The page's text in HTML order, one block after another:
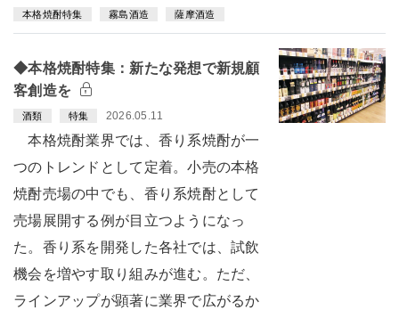
本格焼酎特集 霧島酒造 薩摩酒造
◆本格焼酎特集：新たな発想で新規顧
客創造を
酒類 特集 2026.05.11
本格焼酎業界では、香り系焼酎が一
つのトレンドとして定着。小売の本格
焼酎売場の中でも、香り系焼酎として
売場展開する例が目立つようになっ
た。香り系を開発した各社では、試飲
機会を増やす取り組みが進む。ただ、
ラインアップが顕著に業界で広がるか